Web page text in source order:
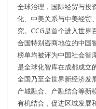
全球治理，国际经贸与投
化、中美关系与中美经贸
究。CCG是首个进入世界
合国特别咨商地位的中国
榜单均被评为中国社会智
是全球化智库在成都成立
全国乃至全世界新经济发
产城融合、产融结合等新
有机结合，促进区域发展